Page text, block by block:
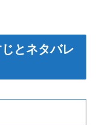
とネタバレ